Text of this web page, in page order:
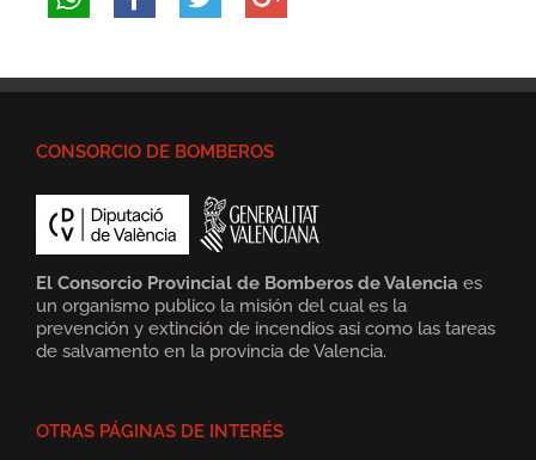
CONSORCIO DE BOMBEROS
El Consorcio Provincial de Bomberos de Valencia es
un organismo publico la misión del cual es la
prevención y extinción de incendios asi como las tareas
de salvamento en la provincia de Valencia.
OTRAS PÁGINAS DE INTERÉS